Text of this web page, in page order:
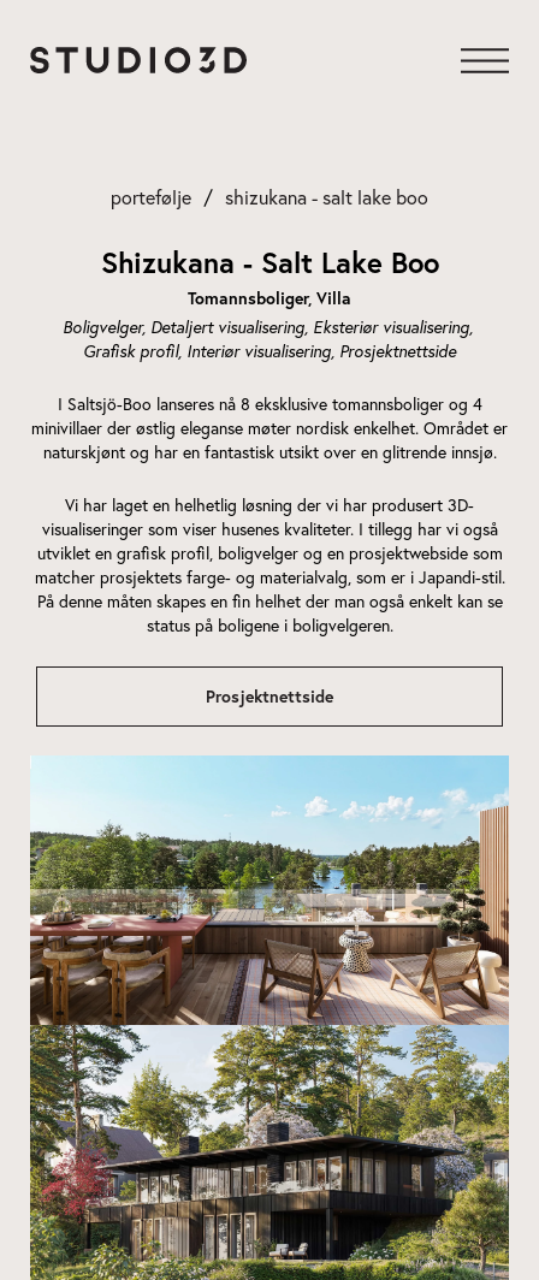
portefølje shizukana - salt lake boo
Shizukana - Salt Lake Boo
Tomannsboliger Villa
Boligvelger Detaljert visualisering Eksteriør visualisering
Grafisk profil Interiør visualisering Prosjektnettside
I Saltsjö-Boo lanseres nå 8 eksklusive tomannsboliger og 4
minivillaer der østlig eleganse møter nordisk enkelhet. Området er
naturskjønt og har en fantastisk utsikt over en glitrende innsjø.
Vi har laget en helhetlig løsning der vi har produsert 3D-
visualiseringer som viser husenes kvaliteter. I tillegg har vi også
utviklet en grafisk profil, boligvelger og en prosjektwebside som
matcher prosjektets farge- og materialvalg, som er i Japandi-stil.
På denne måten skapes en fin helhet der man også enkelt kan se
status på boligene i boligvelgeren.
Prosjektnettside